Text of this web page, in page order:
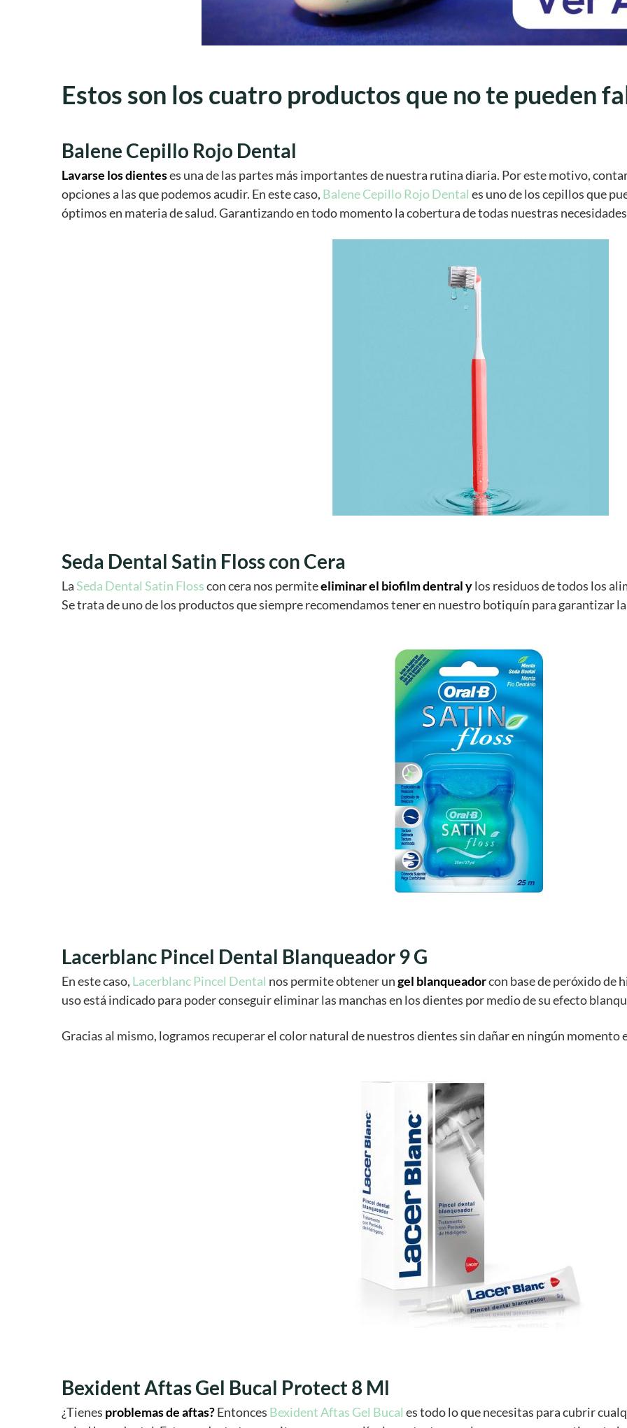
Estos son los cuatro productos que no te pueden
Balene Cepillo Rojo Dental
Lavarse losdienteses una de las partes más importantes de nuestra rutina diaria. Por este motivo,
opciones a las que podemos acudir. En este caso, Balene Cepillo Rojo Dental es uno de los cepillos que
óptimos en materia de salud. Garantizando en todo momento la cobertura de todas nuestras
Seda Dental Satin Floss con Cera
LaSeda Dental Satin Flosscon cera nos permiteeliminar el biofilm dentral ylos residuos de todos los
Se trata de uno de los productos que siempre recomendamos tener en nuestro botiquín para garantizar
Lacerblanc Pincel Dental Blanqueador 9 G
En este caso, Lacerblanc Pincel Dental nos permite obtener ungel blanqueadorcon base de peróxido de
uso está indicado para poder conseguir eliminar las manchas en los dientes por medio de su efecto
Gracias al mismo, logramos recuperar el color natural de nuestros dientes sin dañar en ningún momento
Bexident Aftas Gel Bucal Protect 8 Ml
¿Tienes problemas de aftas?Entonces Bexident Aftas Gel Bucal es todo lo que necesitas para cubrir